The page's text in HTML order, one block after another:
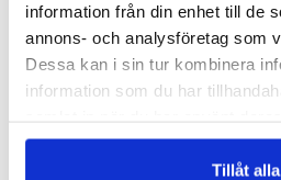
information från din enhet till de
annons- och analysföretag som
Dessa kan i sin tur kombinera
information som du har
Tillåt alla